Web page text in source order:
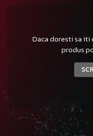
Daca doresti sa iti
produs